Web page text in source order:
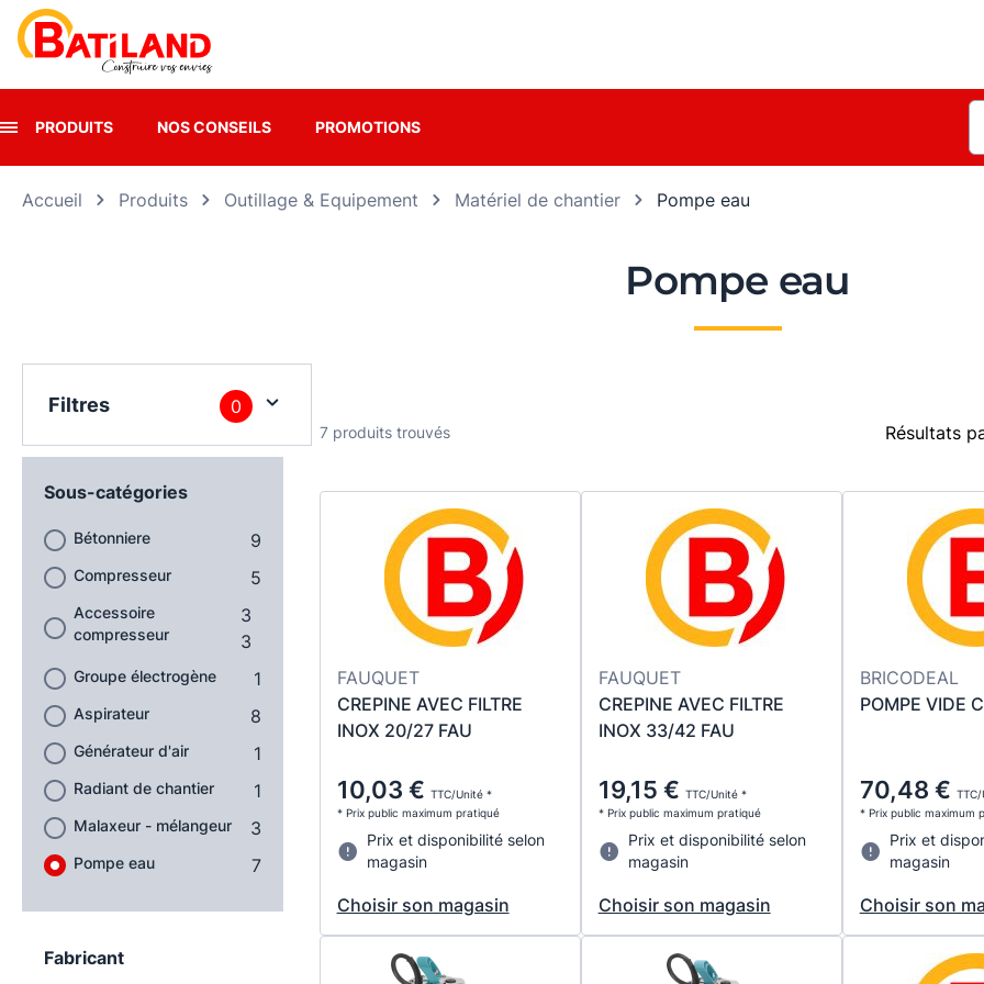
PRODUITS NOS CONSEILS PROMOTIONS
Accueil Produits Outillage & Equipement Matériel de chantier Pompe eau
Pompe eau
Filtres 0
Sous-catégories
Bétonniere 9
Compresseur 5
Accessoire
compresseur
3
3
Groupe électrogène 1
Aspirateur 8
Générateur d'air 1
Radiant de chantier 1
Malaxeur - mélangeur 3
Pompe eau 7
Fabricant
7 produits trouvés Résultats
FAUQUET
CREPINE AVEC FILTRE
INOX 20/27 FAU
10,03 € TTC/Unité *
* Prix public maximum pratiqué
Prix et disponibilité selon
magasin
Choisir son magasin
FAUQUET
CREPINE AVEC FILTRE
INOX 33/42 FAU
19,15 € TTC/Unité *
* Prix public maximum pratiqué
Prix et disponibilité selon
magasin
Choisir son magasin
BRICODEAL
POMPE VIDE
70,48 €
* Prix public maximum
Prix et
magasin
Choisir son
Panneau de gestion des cookies